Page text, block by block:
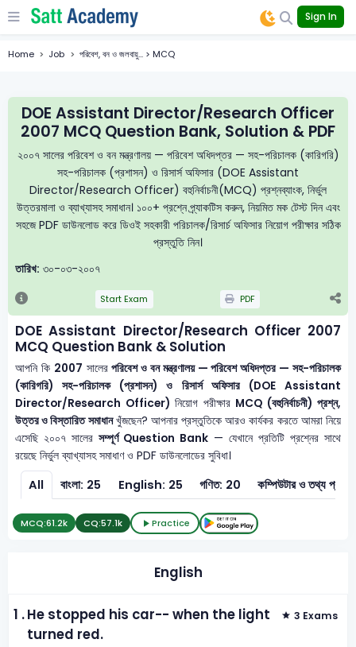
Sign In
Home Job পরিবেশ, বন ও জলবায়ু... > MCQ
DOE Assistant Director/Research Officer
2007 MCQ Question Bank, Solution & PDF
২০০৭ সালের পরিবেশ ও বন মন্ত্রণালয় — পরিবেশ অধিদপ্তর — সহ-পরিচালক (কারিগরি)
সহ-পরিচালক (প্রশাসন) ও রিসার্স অফিসার (DOE Assistant
Director/Research Officer) বহুনির্বাচনী(MCQ) প্রশ্নব্যাংক, নির্ভুল
উত্তরমালা ও ব্যাখ্যাসহ সমাধান। ১০০+ প্রশ্নে প্র্যাকটিস করুন, নিয়মিত মক টেস্ট দিন এবং
সহজে PDF ডাউনলোড করে ডিওই সহকারী পরিচালক/রিসার্চ অফিসার নিয়োগ পরীক্ষার সঠিক
প্রস্তুতি নিন।
তারিখ: ৩০-০৩-২০০৭
Start Exam PDF
DOE Assistant Director/Research Officer 2007
MCQ Question Bank & Solution
আপনি কি 2007 সালেরপরিবেশ ও বন মন্ত্রণালয় — পরিবেশ অধিদপ্তর — সহ-পরিচালক
(কারিগরি) সহ-পরিচালক (প্রশাসন) ও রিসার্স অফিসার (DOE Assistant
Director/Research Officer) নিয়োগ পরীক্ষার MCQ (বহুনির্বাচনী) প্রশ্ন,
উত্তর ও বিস্তারিত সমাধানখুঁজছেন? আপনার প্রস্তুতিকে আরও কার্যকর করতে আমরা নিয়ে
এসেছি ২০০৭ সালেরসম্পূর্ণ Question Bank — যেখানে প্রতিটি প্রশ্নের সাথে
রয়েছে নির্ভুল ব্যাখ্যাসহ সমাধাণ ও PDF ডাউনলোডের সুবিধা।
All বাংলা: 25 English: 25 গণিত: 20 কম্পিউটার
MCQ:61.2k CQ:57.1k Practice
English
1 .He stopped his car-- when the light
turned red.
3 Exams